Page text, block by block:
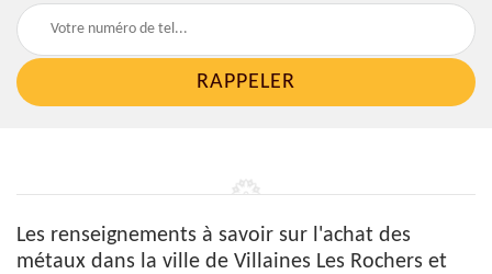
Les renseignements à savoir sur l'achat des
métaux dans la ville de Villaines Les Rochers et